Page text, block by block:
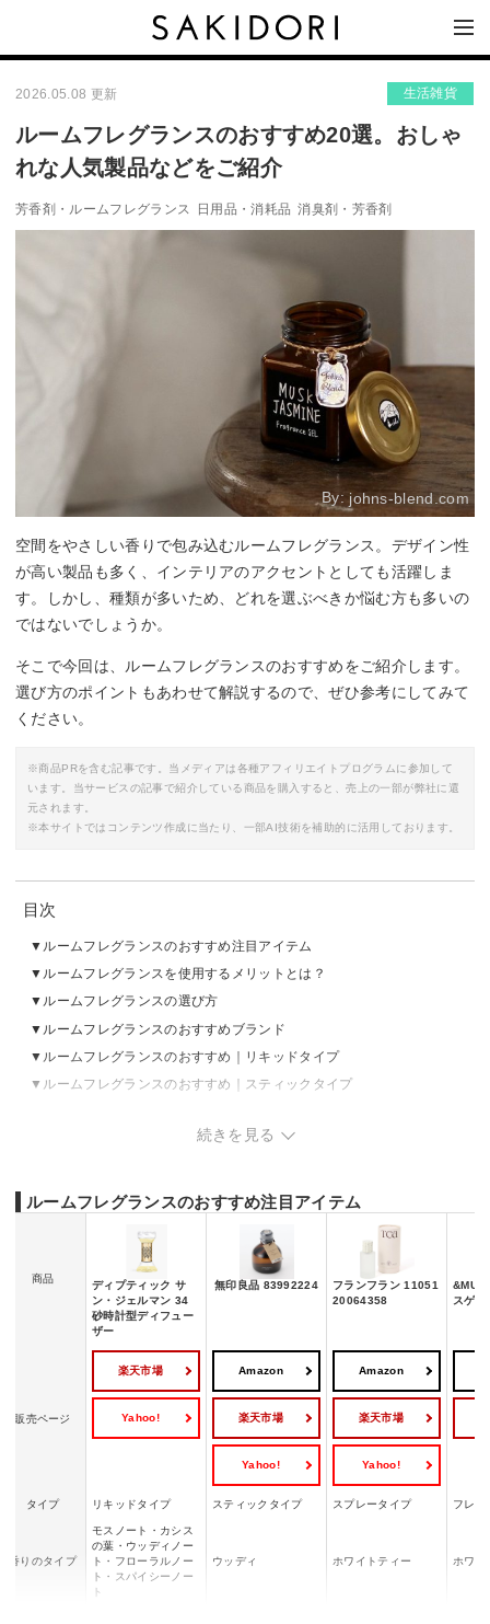
2026.05.08 更新 生活雑貨
ルームフレグランスのおすすめ20選。おしゃ
れな人気製品などをご紹介
芳香剤・ルームフレグランス 日用品・消耗品 消臭剤・芳香剤
By: johns-blend.com
空間をやさしい香りで包み込むルームフレグランス。デザイン性
が高い製品も多く、インテリアのアクセントとしても活躍しま
す。しかし、種類が多いため、どれを選ぶべきか悩む方も多いの
ではないでしょうか。
そこで今回は、ルームフレグランスのおすすめをご紹介します。
選び方のポイントもあわせて解説するので、ぜひ参考にしてみて
ください。
※商品PRを含む記事です。当メディアは各種アフィリエイトプログラムに参加して
います。当サービスの記事で紹介している商品を購入すると、売上の一部が弊社に還
元されます。
※本サイトではコンテンツ作成に当たり、一部AI技術を補助的に活用しております。
目次
ルームフレグランスのおすすめ注目アイテム
ルームフレグランスを使用するメリットとは？
ルームフレグランスの選び方
ルームフレグランスのおすすめブランド
ルームフレグランスのおすすめ｜リキッドタイプ
ルームフレグランスのおすすめ｜スティックタイプ
ルームフレグランスのおすすめ｜フレグランスジェル
ルームフレグランスの売れ筋ランキングをチェック
続きを見る
ルームフレグランスのおすすめ注目アイテム
商品
ディプティック サ
ン・ジェルマン 34
砂時計型ディフュー
ザー
無印良品 83992224
フランフラン 11051
20064358
スゲル
販売ページ
楽天市場
Yahoo!
Amazon
楽天市場
Yahoo!
Amazon
楽天市場
Yahoo!
タイプ リキッドタイプ スティックタイプ スプレータイプ フレグ
香りのタイプ
モスノート・カシス
の葉・ウッディノー
ト・フローラルノー
ト・スパイシーノー
ト
ウッディ ホワイトティー ホワイ